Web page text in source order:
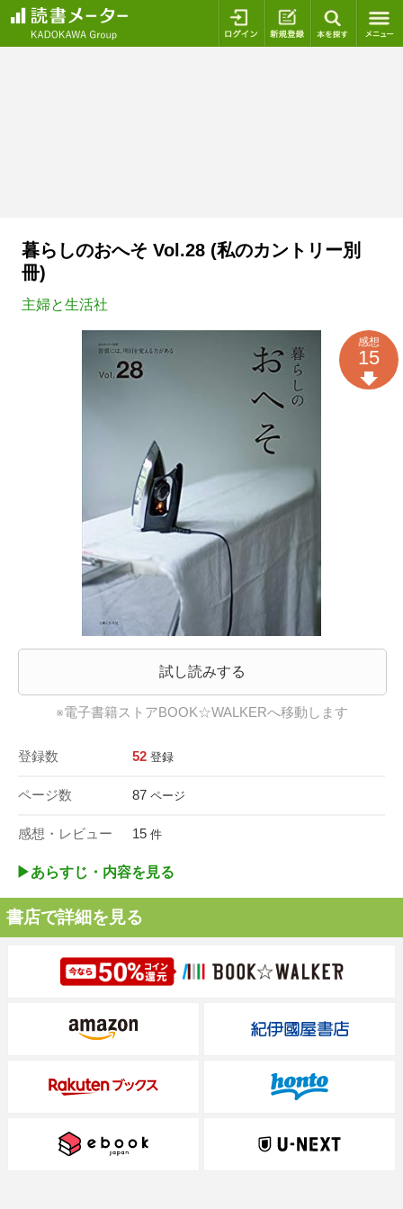
ログイン 新規登録
暮らしのおへそ Vol.28 (私のカントリー別
冊)
主婦と生活社
試し読みする
※電子書籍ストアBOOK☆WALKERへ移動します
登録数 52 登録
ページ数 87 ページ
感想・レビュー 15 件
感想
15
▶︎あらすじ・内容を見る
書店で詳細を見る